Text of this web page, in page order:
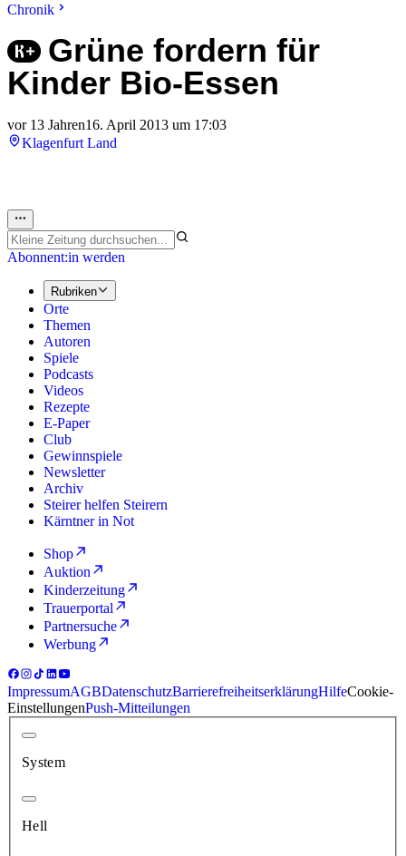
Chronik
Grüne fordern für
Kinder Bio-Essen
vor 13 Jahren16. April 2013 um 17:03
Klagenfurt Land
Abonnent:in werden
Rubriken
Orte
Themen
Autoren
Spiele
Podcasts
Videos
Rezepte
E-Paper
Club
Gewinnspiele
Newsletter
Archiv
Steirer helfen Steirern
Kärntner in Not
Shop
Auktion
Kinderzeitung
Trauerportal
Partnersuche
Werbung
ImpressumAGBDatenschutzBarrierefreiheitserklärungHilfeCookie-
EinstellungenPush-Mitteilungen
System
Hell